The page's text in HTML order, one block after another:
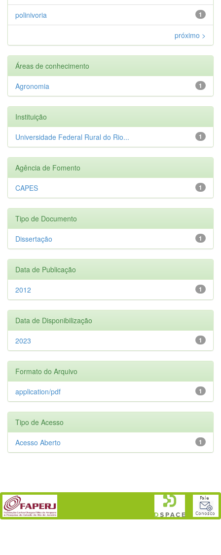
1
polinivoria
próximo >
Áreas de conhecimento
1
Agronomia
Instituição
1
Universidade Federal Rural do Rio...
Agência de Fomento
1
CAPES
Tipo de Documento
1
Dissertação
Data de Publicação
1
2012
Data de Disponibilização
1
2023
Formato do Arquivo
1
application/pdf
Tipo de Acesso
1
Acesso Aberto